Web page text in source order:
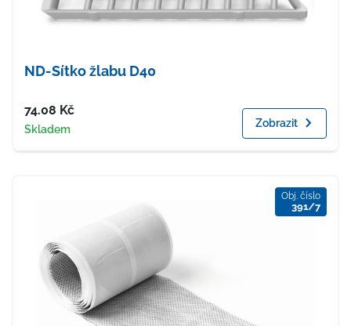
ND-Sítko žlabu D40
Cena
74.08 Kč
Dostupnost
Skladem Zobrazit
Obj. číslo
391/7